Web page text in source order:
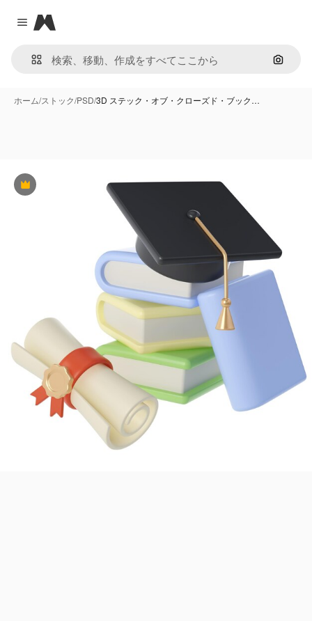
Close menu
Magnific
画像で
ホーム/ストック/PSD/3D ステック・オブ・クローズド・ブック…
Premium